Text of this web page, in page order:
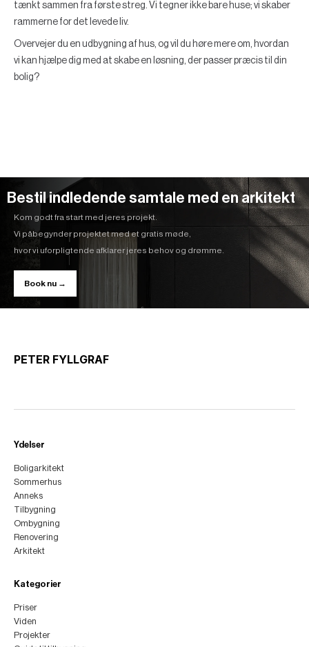
tænkt sammen fra første streg. Vi tegner ikke bare huse; vi skaber
rammerne for det levede liv.
Overvejer du en udbygning af hus, og vil du høre mere om, hvordan
vi kan hjælpe dig med at skabe en løsning, der passer præcis til din
bolig?
Bestil indledende samtale med en arkitekt
Kom godt fra start med jeres projekt.
Vi påbegynder projektet med et gratis møde,
hvor vi uforpligtende afklarer jeres behov og drømme.
Book nu →
PETER FYLLGRAF
Ydelser
Boligarkitekt
Sommerhus
Anneks
Tilbygning
Ombygning
Renovering
Arkitekt
Kategorier
Priser
Viden
Projekter